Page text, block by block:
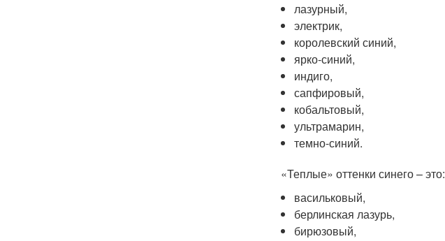
лазурный,
электрик,
королевский синий,
ярко-синий,
индиго,
сапфировый,
кобальтовый,
ультрамарин,
темно-синий.
«Теплые» оттенки синего – это:
васильковый,
берлинская лазурь,
бирюзовый,